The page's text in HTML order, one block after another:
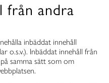
från andra
inbäddat innehåll
o.s.v.). Inbäddat innehåll från
samma sätt som om